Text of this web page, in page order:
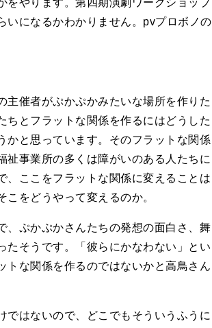
をやります。第四期演劇ワークショップ
いになるかわかりません。pvプロボノの
催者がぷかぷかみたいな場所を作りた
ちとフラットな関係を作るにはどうした
かと思っています。そのフラットな関係
祉事業所の多くは障がいのある人たちに
、ここをフラットな関係に変えることは
をどうやって変えるのか。
ぷかぷかさんたちの発想の面白さ、舞
たそうです。「彼らにかなわない」とい
トな関係を作るのではないかと高鳥さん
はないので、どこでもそういうふうに